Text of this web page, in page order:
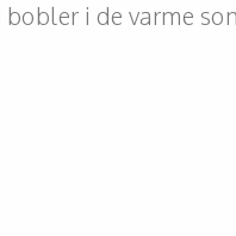
i de varme